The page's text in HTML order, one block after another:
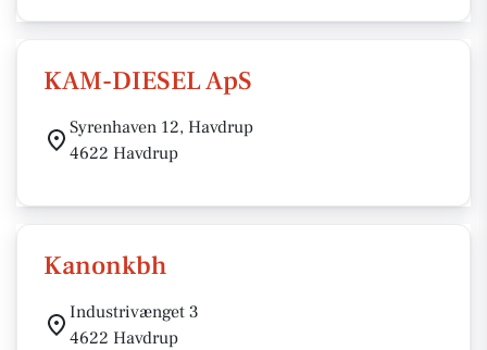
KAM-DIESEL ApS
Syrenhaven 12, Havdrup
4622 Havdrup
Kanonkbh
Industrivænget 3
4622 Havdrup